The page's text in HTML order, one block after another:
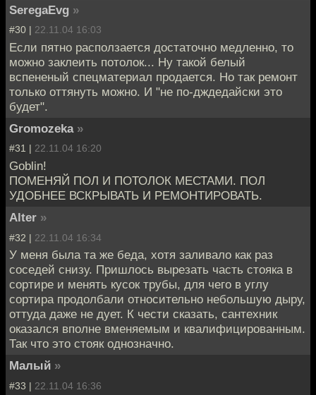
SeregaEvg »
#30 | 22.11.04 16:03
Если пятно расползается достаточно медленно, то
можно заклеить потолок... Ну такой белый
вспененый спецматериал продается. Но так ремонт
только оттянуть можно. И "не по-дждедайски это
будет".
Gromozeka »
#31 | 22.11.04 16:20
Goblin!
ПОМЕНЯЙ ПОЛ И ПОТОЛОК МЕСТАМИ. ПОЛ
УДОБНЕЕ ВСКРЫВАТЬ И РЕМОНТИРОВАТЬ.
Alter »
#32 | 22.11.04 16:34
У меня была та же беда, хотя заливало как раз
соседей снизу. Пришлось вырезать часть стояка в
сортире и менять кусок трубы, для чего в углу
сортира продолбали относительно небольшую дыру,
оттуда даже не дует. К чести сказать, сантехник
оказался вполне вменяемым и квалифицированным.
Так что это стояк однозначно.
Малый »
#33 | 22.11.04 16:36